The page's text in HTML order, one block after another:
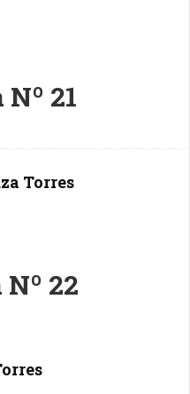
21
Torres
22